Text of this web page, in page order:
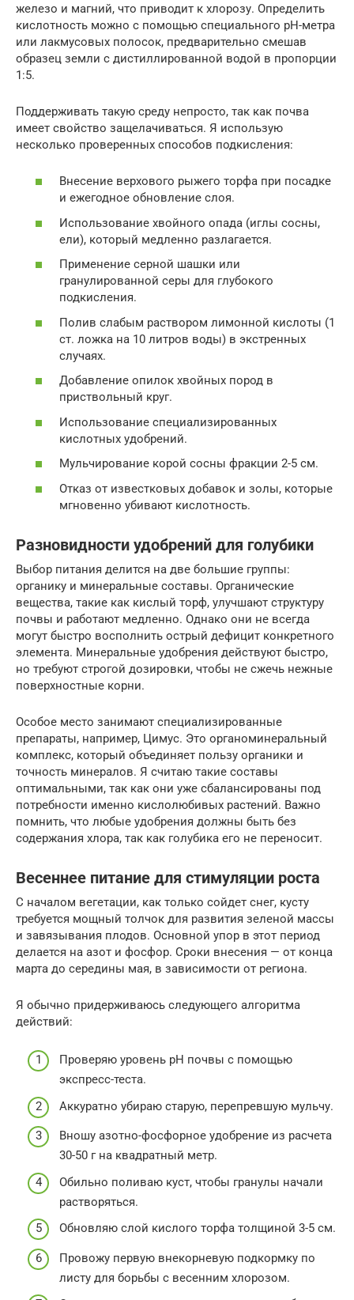
железо и магний, что приводит к хлорозу. Определить
кислотность можно с помощью специального pH-метра
или лакмусовых полосок, предварительно смешав
образец земли с дистиллированной водой в пропорции
1:5.
Поддерживать такую среду непросто, так как почва
имеет свойство защелачиваться. Я использую
несколько проверенных способов подкисления:
Внесение верхового рыжего торфа при посадке
и ежегодное обновление слоя.
Использование хвойного опада (иглы сосны,
ели), который медленно разлагается.
Применение серной шашки или
гранулированной серы для глубокого
подкисления.
Полив слабым раствором лимонной кислоты (1
ст. ложка на 10 литров воды) в экстренных
случаях.
Добавление опилок хвойных пород в
приствольный круг.
Использование специализированных
кислотных удобрений.
Мульчирование корой сосны фракции 2-5 см.
Отказ от известковых добавок и золы, которые
мгновенно убивают кислотность.
Разновидности удобрений для голубики
Выбор питания делится на две большие группы:
органику и минеральные составы. Органические
вещества, такие как кислый торф, улучшают структуру
почвы и работают медленно. Однако они не всегда
могут быстро восполнить острый дефицит конкретного
элемента. Минеральные удобрения действуют быстро,
но требуют строгой дозировки, чтобы не сжечь нежные
поверхностные корни.
Особое место занимают специализированные
препараты, например, Цимус. Это органоминеральный
комплекс, который объединяет пользу органики и
точность минералов. Я считаю такие составы
оптимальными, так как они уже сбалансированы под
потребности именно кислолюбивых растений. Важно
помнить, что любые удобрения должны быть без
содержания хлора, так как голубика его не переносит.
Весеннее питание для стимуляции роста
С началом вегетации, как только сойдет снег, кусту
требуется мощный толчок для развития зеленой массы
и завязывания плодов. Основной упор в этот период
делается на азот и фосфор. Сроки внесения — от конца
марта до середины мая, в зависимости от региона.
Я обычно придерживаюсь следующего алгоритма
действий:
Проверяю уровень pH почвы с помощью
экспресс-теста.
Аккуратно убираю старую, перепревшую мульчу.
Вношу азотно-фосфорное удобрение из расчета
30-50 г на квадратный метр.
Обильно поливаю куст, чтобы гранулы начали
растворяться.
Обновляю слой кислого торфа толщиной 3-5 см.
Провожу первую внекорневую подкормку по
листу для борьбы с весенним хлорозом.